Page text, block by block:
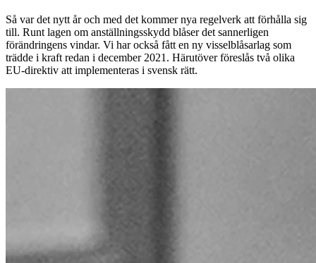
Så var det nytt år och med det kommer nya regelverk att förhålla sig
till. Runt lagen om anställningsskydd blåser det sannerligen
förändringens vindar. Vi har också fått en ny visselblåsarlag som
trädde i kraft redan i december 2021. Härutöver föreslås två olika
EU-direktiv att implementeras i svensk rätt.